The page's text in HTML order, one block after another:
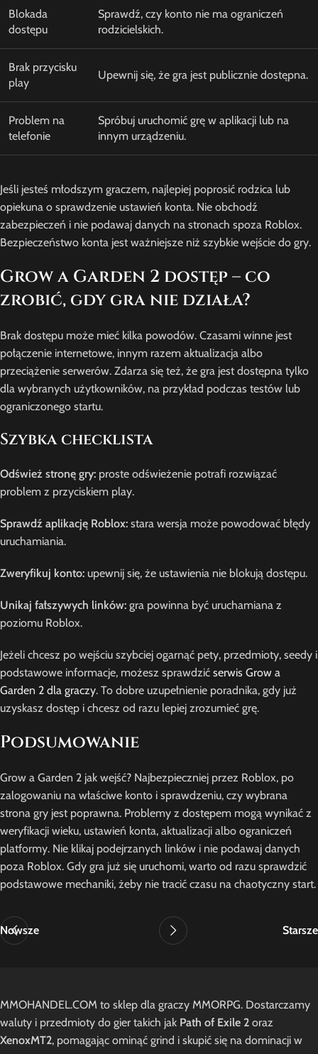
Blokada
dostępu
Sprawdź, czy konto nie ma ograniczeń
rodzicielskich.
Brak przycisku
play
Upewnij się, że gra jest publicznie dostępna.
Problem na
telefonie
Spróbuj uruchomić grę w aplikacji lub na
innym urządzeniu.
Jeśli jesteś młodszym graczem, najlepiej poprosić rodzica lub
opiekuna o sprawdzenie ustawień konta. Nie obchodź
zabezpieczeń i nie podawaj danych na stronach spoza Roblox.
Bezpieczeństwo konta jest ważniejsze niż szybkie wejście do gry.
Grow a Garden 2 dostęp – co
zrobić, gdy gra nie działa?
Brak dostępu może mieć kilka powodów. Czasami winne jest
połączenie internetowe, innym razem aktualizacja albo
przeciążenie serwerów. Zdarza się też, że gra jest dostępna tylko
dla wybranych użytkowników, na przykład podczas testów lub
ograniczonego startu.
Szybka checklista
Odśwież stronę gry: proste odświeżenie potrafi rozwiązać
problem z przyciskiem play.
Sprawdź aplikację Roblox: stara wersja może powodować błędy
uruchamiania.
Zweryfikuj konto: upewnij się, że ustawienia nie blokują dostępu.
Unikaj fałszywych linków: gra powinna być uruchamiana z
poziomu Roblox.
Jeżeli chcesz po wejściu szybciej ogarnąć pety, przedmioty, seedy i
podstawowe informacje, możesz sprawdzić serwis Grow a
Garden 2 dla graczy. To dobre uzupełnienie poradnika, gdy już
uzyskasz dostęp i chcesz od razu lepiej zrozumieć grę.
Podsumowanie
Grow a Garden 2 jak wejść? Najbezpieczniej przez Roblox, po
zalogowaniu na właściwe konto i sprawdzeniu, czy wybrana
strona gry jest poprawna. Problemy z dostępem mogą wynikać z
weryfikacji wieku, ustawień konta, aktualizacji albo ograniczeń
platformy. Nie klikaj podejrzanych linków i nie podawaj danych
poza Roblox. Gdy gra już się uruchomi, warto od razu sprawdzić
podstawowe mechaniki, żeby nie tracić czasu na chaotyczny start.
Nowsze Starsze
MMOHANDEL.COM to sklep dla graczy MMORPG. Dostarczamy
waluty i przedmioty do gier takich jak Path of Exile 2 oraz
XenoxMT2, pomagając ominąć grind i skupić się na dominacji w